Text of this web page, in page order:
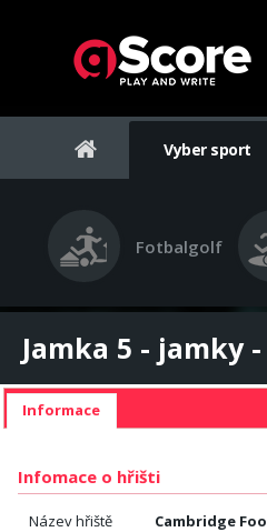
Vyber sport
Fotbalgolf
Jamka 5 - jamky
Informace
Infomace o hřišti
Název hřiště Cambridge